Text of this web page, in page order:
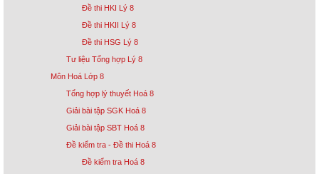
Đề thi HKI Lý 8
Đề thi HKII Lý 8
Đề thi HSG Lý 8
Tư liệu Tổng hợp Lý 8
Môn Hoá Lớp 8
Tổng hợp lý thuyết Hoá 8
Giải bài tập SGK Hoá 8
Giải bài tập SBT Hoá 8
Đề kiểm tra - Đề thi Hoá 8
Đề kiểm tra Hoá 8